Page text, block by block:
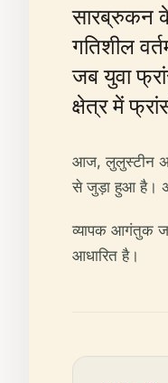
सारब्रुकन
गतिशील
जब युवा
क्षेत्र में
आज, लुलुस्टीन
से जुड़ा हुआ है।
व्यापक आगंतुक
आधारित है।